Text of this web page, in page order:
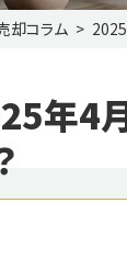
価格変更物件
一戸建て
却コラム
年4